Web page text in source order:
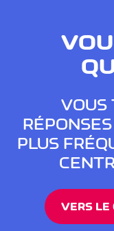
VOUS
PLUS
VERS LE